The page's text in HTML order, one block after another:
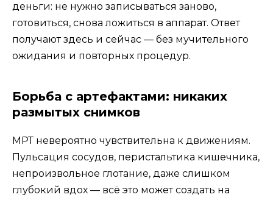
деньги: не нужно записываться заново,
готовиться, снова ложиться в аппарат. Ответ
получают здесь и сейчас — без мучительного
ожидания и повторных процедур.
Борьба с артефактами: никаких
размытых снимков
МРТ невероятно чувствительна к движениям.
Пульсация сосудов, перистальтика кишечника,
непроизвольное глотание, даже слишком
глубокий вдох — всё это может создать на